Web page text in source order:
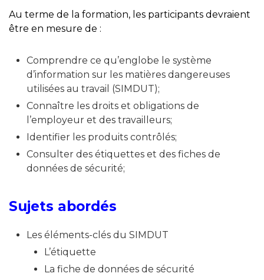
Au terme de la formation, les participants devraient
être en mesure de :
Comprendre ce qu’englobe le système
d’information sur les matières dangereuses
utilisées au travail (SIMDUT);
Connaître les droits et obligations de
l’employeur et des travailleurs;
Identifier les produits contrôlés;
Consulter des étiquettes et des fiches de
données de sécurité;
Sujets abordés
Les éléments-clés du SIMDUT
L’étiquette
La fiche de données de sécurité